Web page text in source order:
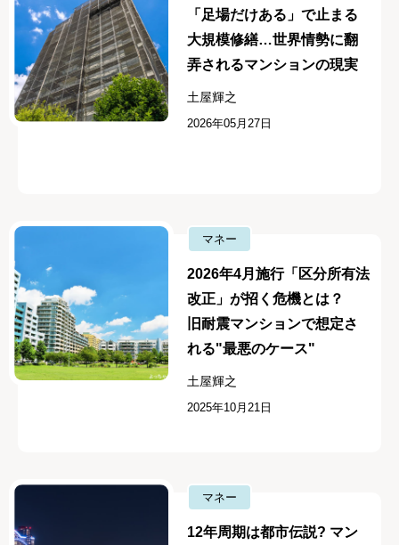
「足場だけある」で止まる
大規模修繕…世界情勢に翻
弄されるマンションの現実
土屋輝之
2026年05月27日
マネー
2026年4月施行「区分所有法
改正」が招く危機とは？
旧耐震マンションで想定さ
れる"最悪のケース"
土屋輝之
2025年10月21日
マネー
12年周期は都市伝説? マン